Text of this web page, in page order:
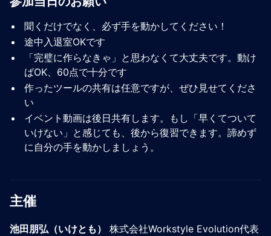
聞くだけでなく、必ず手を動かしてください！
途中入退室OKです
「完璧に作らなきゃ」と思わなくて大丈夫です。動け
ばOK、60点で十分です
作ったツールの共有は任意ですが、ぜひ見せてくださ
い
イベント動画は後日共有します。もし「早くてついて
いけない」と感じても、後から復習できます。諦めず
に自分の手を動かしましょう。
主催
池田朋弘（いけとも）
株式会社Workstyle Evolution代表